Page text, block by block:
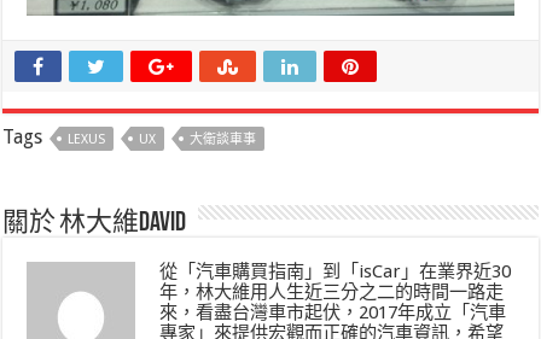
Tags LEXUS UX 大衛談車事
關於 林大維David
從「汽車購買指南」到「isCar」在業界近30
年，林大維用人生近三分之二的時間一路走
來，看盡台灣車市起伏，2017年成立「汽車
專家」來提供宏觀而正確的汽車資訊，希望